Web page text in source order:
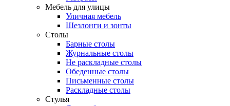
Мебель для улицы
Уличная мебель
Шезлонги и зонты
Столы
Барные столы
Журнальные столы
Не раскладные столы
Обеденные столы
Письменные столы
Раскладные столы
Стулья